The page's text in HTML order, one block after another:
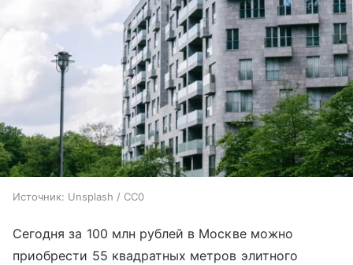
Источник: Unsplash / CC0
Сегодня за 100 млн рублей в Москве можно
приобрести 55 квадратных метров элитного